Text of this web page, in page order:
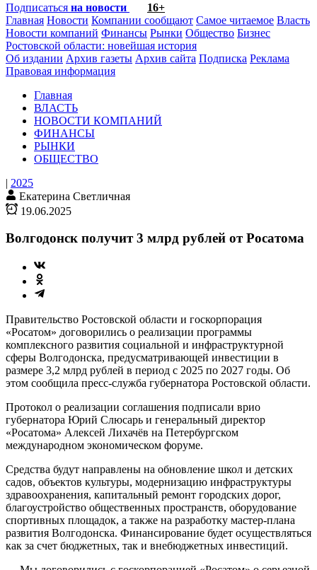
Подписаться на новости
16+
Главная Новости Компании сообщают Самое читаемое Власть
Новости компаний Финансы Рынки Общество Бизнес
Ростовской области: новейшая история
Об издании Архив газеты Архив сайта Подписка Реклама
Правовая информация
Главная
ВЛАСТЬ
НОВОСТИ КОМПАНИЙ
ФИНАНСЫ
РЫНКИ
ОБЩЕСТВО
| 2025
Екатерина Светличная
19.06.2025
Волгодонск получит 3 млрд рублей от Росатома
Правительство Ростовской области и госкорпорация
«Росатом» договорились о реализации программы
комплексного развития социальной и инфраструктурной
сферы Волгодонска, предусматривающей инвестиции в
размере 3,2 млрд рублей в период с 2025 по 2027 годы. Об
этом сообщила пресс-служба губернатора Ростовской области.
Протокол о реализации соглашения подписали врио
губернатора Юрий Слюсарь и генеральный директор
«Росатома» Алексей Лихачёв на Петербургском
международном экономическом форуме.
Средства будут направлены на обновление школ и детских
садов, объектов культуры, модернизацию инфраструктуры
здравоохранения, капитальный ремонт городских дорог,
благоустройство общественных пространств, оборудование
спортивных площадок, а также на разработку мастер-плана
развития Волгодонска. Финансирование будет осуществляться
как за счет бюджетных, так и внебюджетных инвестиций.